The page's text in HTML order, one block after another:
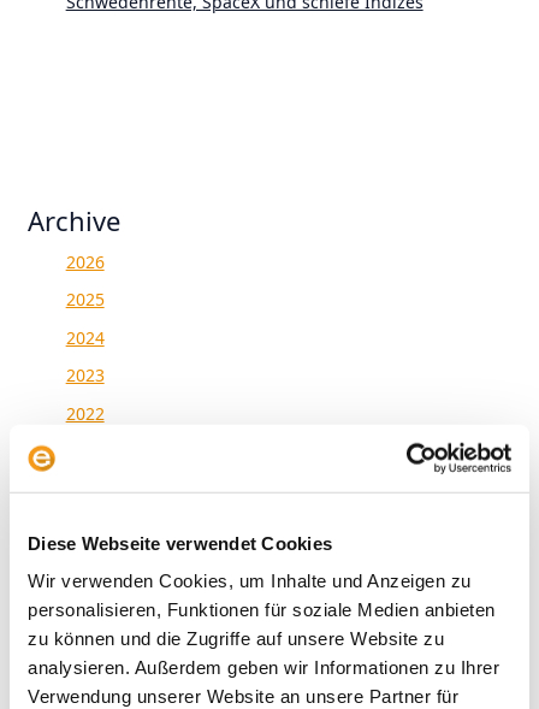
Diese Webseite verwendet Cookies
Wir verwenden Cookies, um Inhalte und Anzeigen zu
personalisieren, Funktionen für soziale Medien anbieten
zu können und die Zugriffe auf unsere Website zu
analysieren. Außerdem geben wir Informationen zu Ihrer
Verwendung unserer Website an unsere Partner für
Archive
2026
2025
2024
2023
2022
2020
1970